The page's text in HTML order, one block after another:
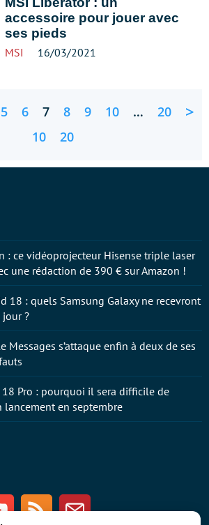
accessoire pour jouer avec
ses pieds
MSI 16/03/2021
5 6 7 8 9 10 … 20 >
10 20
Youtube RSS Newsletter
: ce vidéoprojecteur Hisense triple laser
une rédaction de 390 € sur Amazon !
18 : quels Samsung Galaxy ne recevront
jour ?
Messages s’attaque enfin à deux de ses
18 Pro : pourquoi il sera difficile de
lancement en septembre